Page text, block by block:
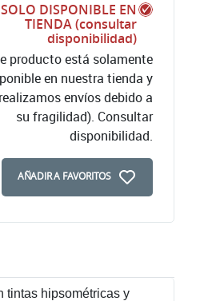
SOLO DISPONIBLE EN
TIENDA (consultar
disponibilidad)
producto está solamente
en nuestra tienda y
envíos debido a
su fragilidad). Consultar
disponibilidad.
AÑADIR A FAVORITOS
tintas hipsométricas y